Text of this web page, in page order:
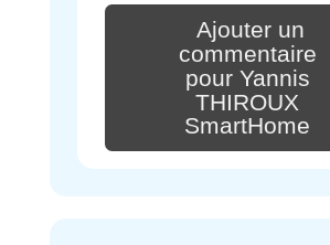
Ajouter un
commentaire
pour Yannis
THIROUX
SmartHome